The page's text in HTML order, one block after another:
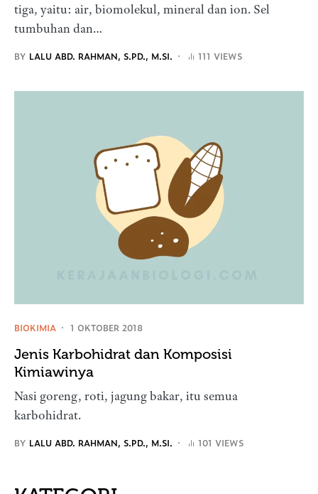
tiga, yaitu: air, biomolekul, mineral dan ion. Sel
tumbuhan dan…
BY LALU ABD. RAHMAN, S.PD., M.SI. 111 VIEWS
BIOKIMIA 1 OKTOBER 2018
Jenis Karbohidrat dan Komposisi
Kimiawinya
Nasi goreng, roti, jagung bakar, itu semua
karbohidrat.
BY LALU ABD. RAHMAN, S.PD., M.SI. 101 VIEWS